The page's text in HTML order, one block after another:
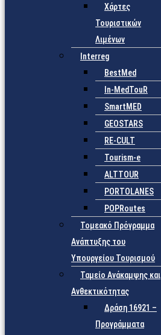
Χάρτες
Τουριστικών
Λιμένων
Interreg
BestMed
In-MedTouR
SmartMED
GEOSTARS
RE-CULT
Tourism-e
ALTTOUR
PORTOLANES
POPRoutes
Τομεακό Πρόγραμμα
Ανάπτυξης του
Υπουργείου Τουρισμού
Ταμείο Ανάκαμψης και
Ανθεκτικότητας
Δράση 16921 –
Προγράμματα